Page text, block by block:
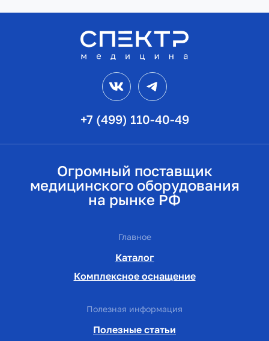
+7 (499) 110-40-49
VK
Огромный поставщик
медицинского оборудования
на рынке РФ
Главное
Каталог
Комплексное оснащение
Полезная информация
Полезные статьи